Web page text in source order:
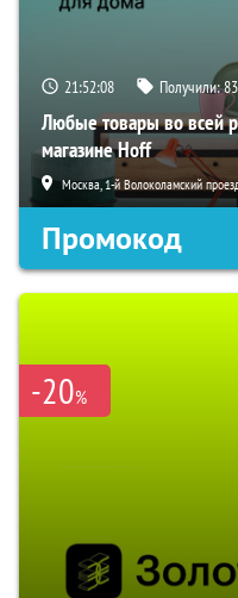
21:52:06 Получили:83
Любые товары во всей
магазине Hoff
Москва, 1-й Волоколамский
Промокод
-20%